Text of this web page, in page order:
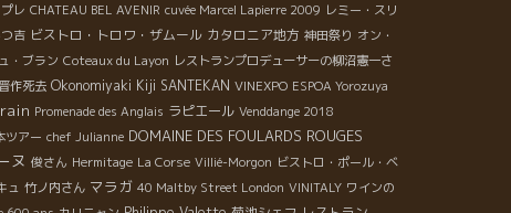
レ CHATEAU BEL AVENIR cuvée Marcel Lapierre 2009 レミー・スリ
吉 ビストロ・トロワ・ザムール カタロニア地方 神田祭り オン・
・ブラン Coteaux du Layon レストランプロデューサーの柳沼憲一さ
作死去 Okonomiyaki Kiji SANTEKAN VINEXPO ESPOA Yorozuya
Promenade des Anglais ラピエール Venddange 2018
ツアー chef Julianne DOMAINE DES FOULARDS ROUGES
ヌ 俊さん Hermitage La Corse Villié-Morgon ビストロ・ポール・ベ
ュ 竹ノ内さん マラガ 40 Maltby Street London VINITALY ワインの